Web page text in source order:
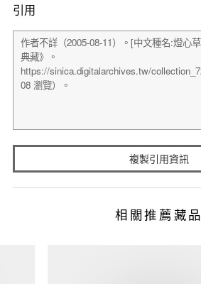
引用
複製引用資訊
相關推薦藏品